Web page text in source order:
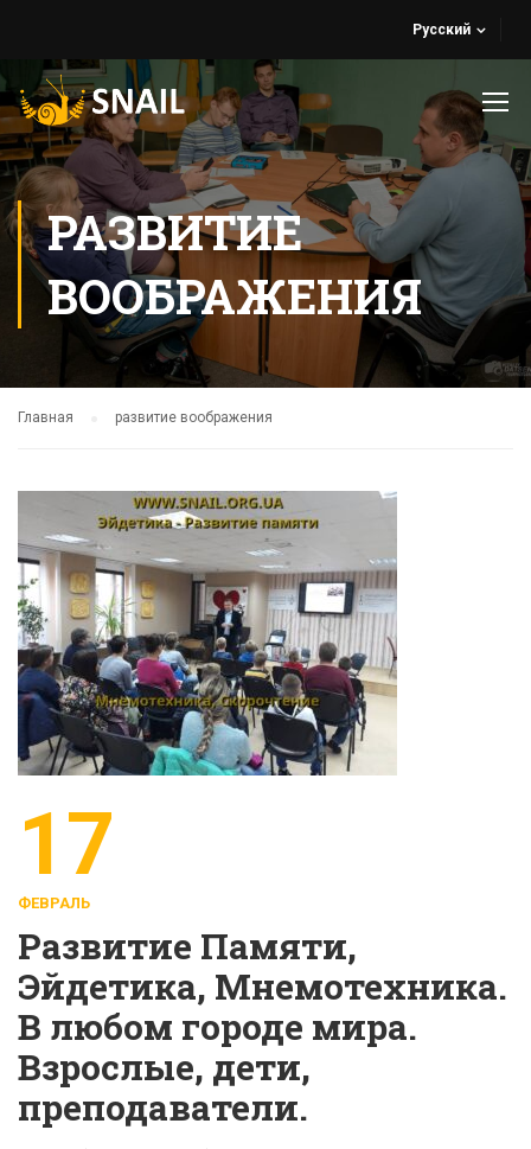
Русский
РАЗВИТИЕ
ВООБРАЖЕНИЯ
Главная развитие воображения
17
ФЕВРАЛЬ
Развитие Памяти,
Эйдетика, Мнемотехника.
В любом городе мира.
Взрослые, дети,
преподаватели.